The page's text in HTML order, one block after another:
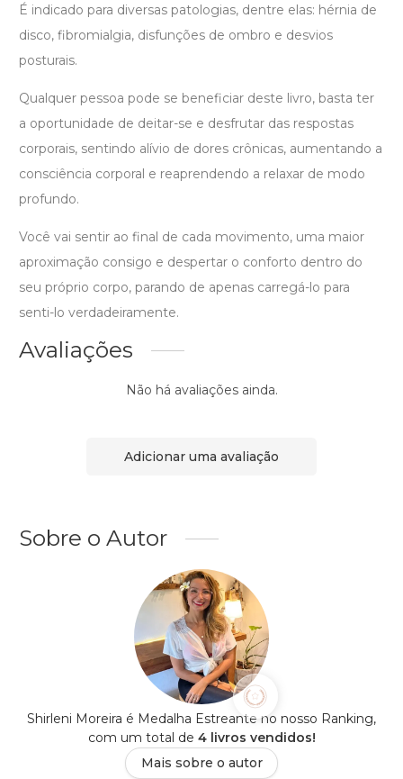
É indicado para diversas patologias, dentre elas: hérnia de
disco, fibromialgia, disfunções de ombro e desvios
posturais.
Qualquer pessoa pode se beneficiar deste livro, basta ter
a oportunidade de deitar-se e desfrutar das respostas
corporais, sentindo alívio de dores crônicas, aumentando a
consciência corporal e reaprendendo a relaxar de modo
profundo.
Você vai sentir ao final de cada movimento, uma maior
aproximação consigo e despertar o conforto dentro do
seu próprio corpo, parando de apenas carregá-lo para
senti-lo verdadeiramente.
Avaliações
Não há avaliações ainda.
Adicionar uma avaliação
Sobre o Autor
Shirleni Moreira é Medalha Estreante no nosso Ranking,
com um total de 4 livros vendidos!
Mais sobre o autor